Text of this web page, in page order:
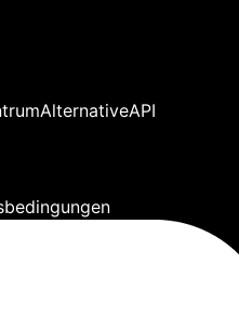
AlternativeAPI